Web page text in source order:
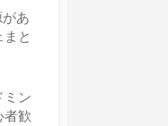
があ
と
ミン
者歓